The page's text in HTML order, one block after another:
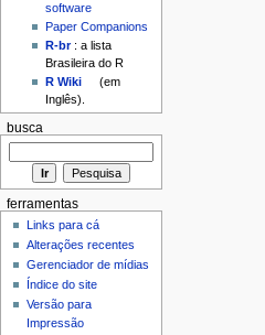
software
Paper Companions
R-br: a lista
Brasileira do R
R Wiki
(em
Inglês).
busca
ferramentas
Links para cá
Alterações recentes
Gerenciador de mídias
Índice do site
Versão para
Impressão